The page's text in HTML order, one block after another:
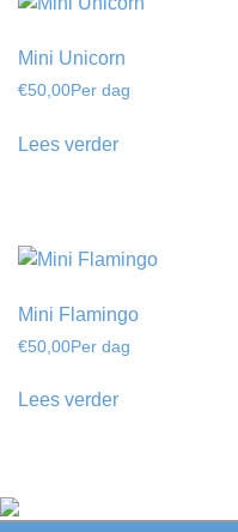
Mini Unicorn
€50,00Per dag
Lees verder
Mini Flamingo
€50,00Per dag
Lees verder